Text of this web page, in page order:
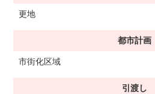
更地
都市計画
市街化区域
引渡し